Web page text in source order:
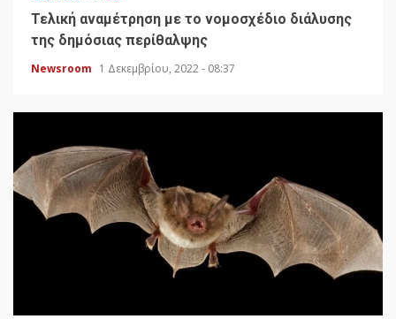
Τελική αναμέτρηση με το νομοσχέδιο διάλυσης
της δημόσιας περίθαλψης
Newsroom 1 Δεκεμβρίου, 2022 - 08:37